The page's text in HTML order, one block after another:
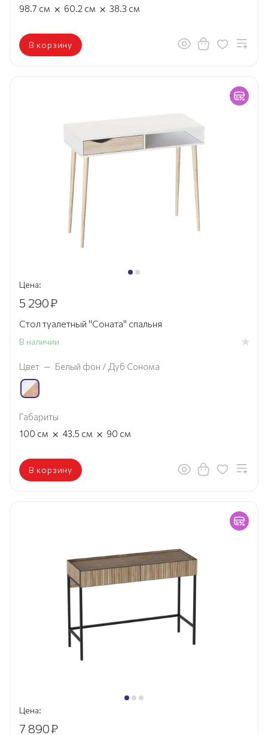
98.7 см × 60.2 см × 38.3 см
В корзину
Цена:
5 290₽
Стол туалетный "Соната" спальня
В наличии
Цвет — Белый фон / Дуб Сонома
Габариты
100 см × 43.5 см × 90 см
В корзину
Цена:
7 890₽